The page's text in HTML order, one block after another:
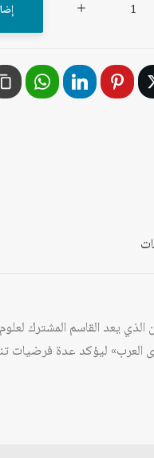
يعد القاسم المشترك
لدى العرب» ليؤكد عدة